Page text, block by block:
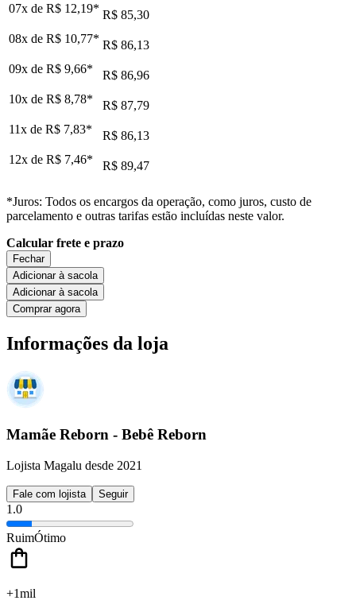
07x de R$ 12,19* R$ 85,30
08x de R$ 10,77* R$ 86,13
09x de R$ 9,66*
R$ 86,96
10x de R$ 8,78*
R$ 87,79
11x de R$ 7,83*
R$ 86,13
12x de R$ 7,46* R$ 89,47
*Juros: Todos os encargos da operação, como juros, custo de
parcelamento e outras tarifas estão incluídas neste valor.
Calcular frete e prazo
Fechar
Adicionar à sacola
Adicionar à sacola
Comprar agora
Informações da loja
Mamãe Reborn - Bebê Reborn
Lojista Magalu desde 2021
Fale com lojista Seguir
1.0
RuimÓtimo
+1mil